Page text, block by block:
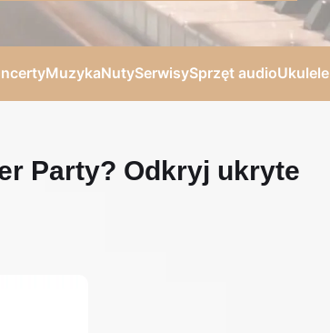
MuzykaNutySerwisySprzęt audioUkulele
Party? Odkryj ukryte